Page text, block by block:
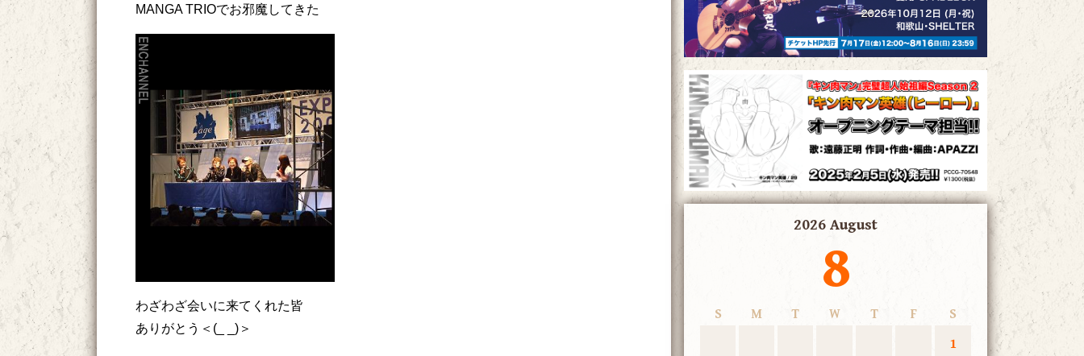
MANGA TRIOでお邪魔してきた
わざわざ会いに来てくれた皆
ありがとう＜(_ _)＞
2026 August
8
S M T W T F
S
1